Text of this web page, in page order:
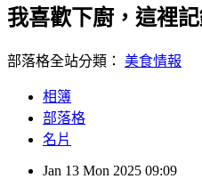
我喜歡下廚，這裡
部落格全站分類： 美食情報
相簿
部落格
名片
Jan 13 Mon 2025 09:09